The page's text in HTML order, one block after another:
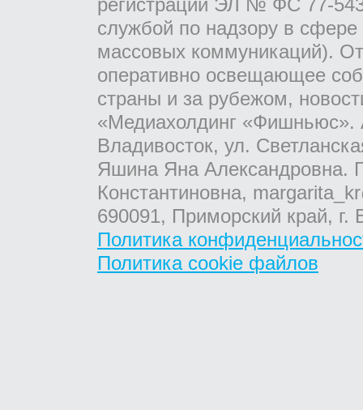
регистрации ЭЛ № ФС 77-
службой по надзору в
массовых коммуникаций).
оперативно освещающее
страны и за рубежом,
«Медиахолдинг «Фишньюс».
Владивосток, ул.
Яшина Яна Александровна.
Константиновна,
690091, Приморский край,
Политика
Политика cookie файлов